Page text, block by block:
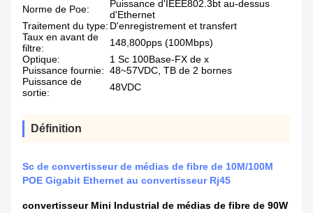
Norme de Poe:
Puissance d'IEEE802.3bt au-dessus
d'Ethernet
Traitement du type: D'enregistrement et transfert
Taux en avant de
filtre:
148,800pps (100Mbps)
Optique:
1 Sc 100Base-FX de x
Puissance fournie: 48~57VDC, TB de 2 bornes
Puissance de
sortie:
48VDC
Définition
Sc de convertisseur de médias de fibre de 10M/100M
POE Gigabit Ethernet au convertisseur Rj45
convertisseur Mini Industrial de médias de fibre de 90W